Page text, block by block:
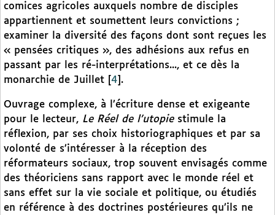
comices agricoles auxquels nombre de disciples
appartiennent et soumettent leurs convictions ;
examiner la diversité des façons dont sont reçues les
« pensées critiques », des adhésions aux refus en
passant par les ré-interprétations..., et ce dès la
monarchie de Juillet
4 .
Ouvrage complexe, à l’écriture dense et exigeante
pour le lecteur, Le Réel de l’utopiestimule la
réflexion, par ses choix historiographiques et par sa
volonté de s’intéresser à la réception des
réformateurs sociaux, trop souvent envisagés comme
des théoriciens sans rapport avec le monde réel et
sans effet sur la vie sociale et politique, ou étudiés
en référence à des doctrines postérieures qu’ils ne